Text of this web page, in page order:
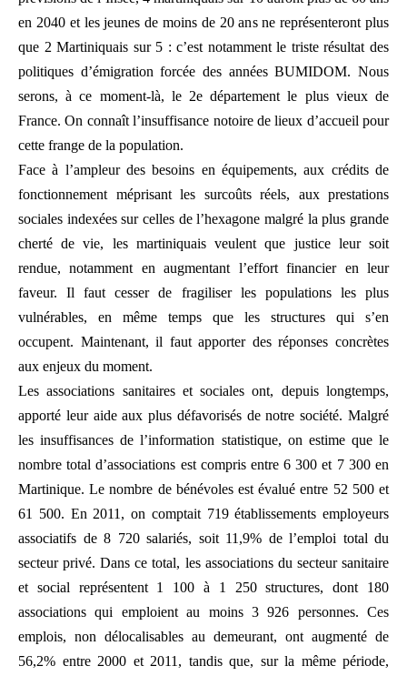
en 2040 et les jeunes de moins de 20 ans ne représenteront plus
que 2 Martiniquais sur 5 : c’est notamment le triste résultat des
politiques d’émigration forcée des années BUMIDOM. Nous
serons, à ce moment-là, le 2e département le plus vieux de
France. On connaît l’insuffisance notoire de lieux d’accueil pour
cette frange de la population.
Face à l’ampleur des besoins en équipements, aux crédits de
fonctionnement méprisant les surcoûts réels, aux prestations
sociales indexées sur celles de l’hexagone malgré la plus grande
cherté de vie, les martiniquais veulent que justice leur soit
rendue, notamment en augmentant l’effort financier en leur
faveur. Il faut cesser de fragiliser les populations les plus
vulnérables, en même temps que les structures qui s’en
occupent. Maintenant, il faut apporter des réponses concrètes
aux enjeux du moment.
Les associations sanitaires et sociales ont, depuis longtemps,
apporté leur aide aux plus défavorisés de notre société. Malgré
les insuffisances de l’information statistique, on estime que le
nombre total d’associations est compris entre 6 300 et 7 300 en
Martinique. Le nombre de bénévoles est évalué entre 52 500 et
61 500. En 2011, on comptait 719 établissements employeurs
associatifs de 8 720 salariés, soit 11,9% de l’emploi total du
secteur privé. Dans ce total, les associations du secteur sanitaire
et social représentent 1 100 à 1 250 structures, dont 180
associations qui emploient au moins 3 926 personnes. Ces
emplois, non délocalisables au demeurant, ont augmenté de
56,2% entre 2000 et 2011, tandis que, sur la même période,